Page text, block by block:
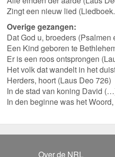
Zingt een nieuw lied
Overige gezangen:
Dat God u, broeders
Een Kind geboren te
Er is een roos ontsprongen
Het volk dat wandelt in het
Herders, hoort (Laus Deo 726)
In de stad van koning David
In den beginne was het
Over de NRL